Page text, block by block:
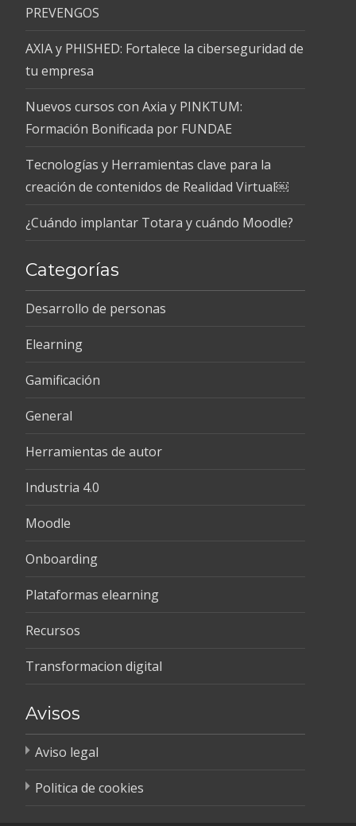
PREVENGOS
AXIA y PHISHED: Fortalece la ciberseguridad de
tu empresa
Nuevos cursos con Axia y PINKTUM:
Formación Bonificada por FUNDAE
Tecnologías y Herramientas clave para la
creación de contenidos de Realidad Virtual￼
¿Cuándo implantar Totara y cuándo Moodle?
Categorías
Desarrollo de personas
Elearning
Gamificación
General
Herramientas de autor
Industria 4.0
Moodle
Onboarding
Plataformas elearning
Recursos
Transformacion digital
Avisos
Aviso legal
Politica de cookies